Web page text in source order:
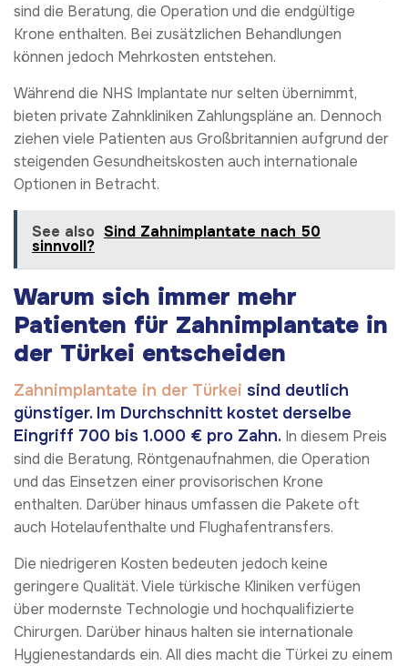
sind die Beratung, die Operation und die endgültige
Krone enthalten. Bei zusätzlichen Behandlungen
können jedoch Mehrkosten entstehen.
Während die NHS Implantate nur selten übernimmt,
bieten private Zahnkliniken Zahlungspläne an. Dennoch
ziehen viele Patienten aus Großbritannien aufgrund der
steigenden Gesundheitskosten auch internationale
Optionen in Betracht.
See also Sind Zahnimplantate nach 50
sinnvoll?
Warum sich immer mehr
Patienten für Zahnimplantate in
der Türkei entscheiden
Zahnimplantate in der Türkei sind deutlich
günstiger. Im Durchschnitt kostet derselbe
Eingriff 700 bis 1.000 € pro Zahn. In diesem Preis
sind die Beratung, Röntgenaufnahmen, die Operation
und das Einsetzen einer provisorischen Krone
enthalten. Darüber hinaus umfassen die Pakete oft
auch Hotelaufenthalte und Flughafentransfers.
Die niedrigeren Kosten bedeuten jedoch keine
geringere Qualität. Viele türkische Kliniken verfügen
über modernste Technologie und hochqualifizierte
Chirurgen. Darüber hinaus halten sie internationale
Hygienestandards ein. All dies macht die Türkei zu einem